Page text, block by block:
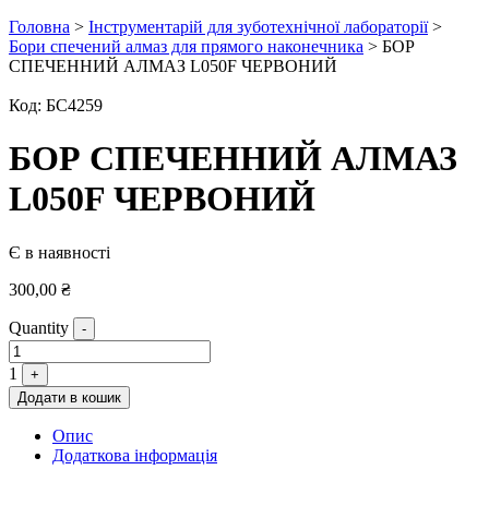
Головна > Інструментарій для зуботехнічної лабораторії>
Бори спечений алмаз для прямого наконечника > БОР
СПЕЧЕННИЙ АЛМАЗ L050F ЧЕРВОНИЙ
Код: БС4259
БОР СПЕЧЕННИЙ АЛМАЗ
L050F ЧЕРВОНИЙ
Є в наявності
300,00 ₴
Quantity -
1
+
Додати в кошик
Опис
Додаткова інформація